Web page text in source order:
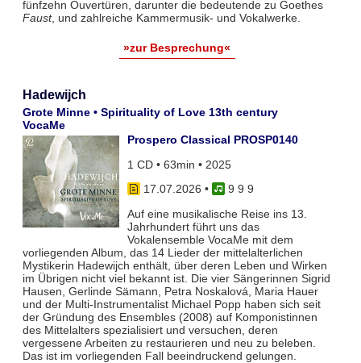
fünfzehn Ouvertüren, darunter die bedeutende zu Goethes
Faust, und zahlreiche Kammermusik- und Vokalwerke.
»zur Besprechung«
Hadewijch
Grote Minne • Spirituality of Love 13th century
VocaMe
Prospero Classical PROSP0140
1 CD • 63min • 2025
17.07.2026 •
9 9 9
Auf eine musikalische Reise ins 13.
Jahrhundert führt uns das
Vokalensemble VocaMe mit dem
vorliegenden Album, das 14 Lieder der mittelalterlichen
Mystikerin Hadewijch enthält, über deren Leben und Wirken
im Übrigen nicht viel bekannt ist. Die vier Sängerinnen Sigrid
Hausen, Gerlinde Sämann, Petra Noskalová, Maria Hauer
und der Multi-Instrumentalist Michael Popp haben sich seit
der Gründung des Ensembles (2008) auf Komponistinnen
des Mittelalters spezialisiert und versuchen, deren
vergessene Arbeiten zu restaurieren und neu zu beleben.
Das ist im vorliegenden Fall beeindruckend gelungen.